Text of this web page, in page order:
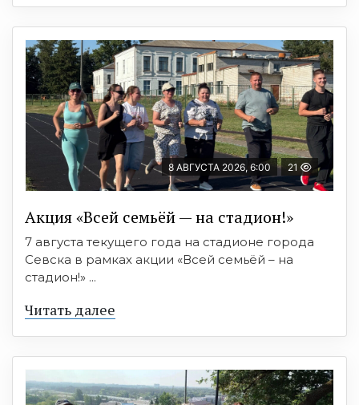
8 АВГУСТА 2026, 6:00 21
Акция «Всей семьёй — на стадион!»
7 августа текущего года на стадионе города
Севска в рамках акции «Всей семьёй – на
стадион!» ...
Читать далее